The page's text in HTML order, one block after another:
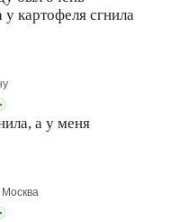
картофеля сгнила
а у меня
Москва